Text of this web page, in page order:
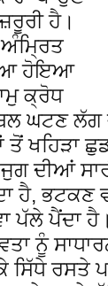
ਹੈ।
ਅੰਮਿ੍ਰਤ
ਹੋਇਆ
ਕ੍ਰੋਧ
ਘਟਣ ਲੱਗ
ਤੋਂ ਖਹਿੜਾ
ਦੀਆਂ
ਹੈ, ਭਟਕਣ
ਪੱਲੇ ਪੈਂਦਾ
ਨੂੰ
ਸਿੱਧੇ ਰਸਤੇ